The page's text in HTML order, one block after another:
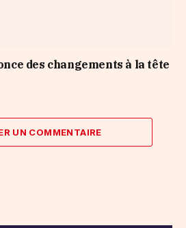
des changements à la tête
UN COMMENTAIRE